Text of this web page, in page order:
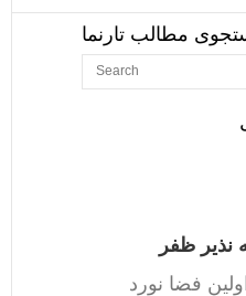
مطالب تارنما
نذیر ظفر
فضا نورد